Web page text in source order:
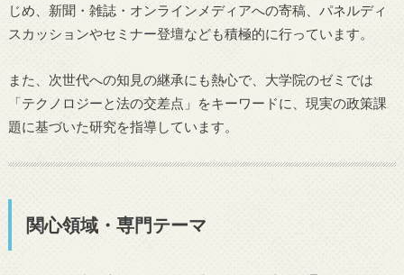
じめ、新聞・雑誌・オンラインメディアへの寄稿、パネルディ
スカッションやセミナー登壇なども積極的に行っています。
また、次世代への知見の継承にも熱心で、大学院のゼミでは
「テクノロジーと法の交差点」をキーワードに、現実の政策課
題に基づいた研究を指導しています。
関心領域・専門テーマ